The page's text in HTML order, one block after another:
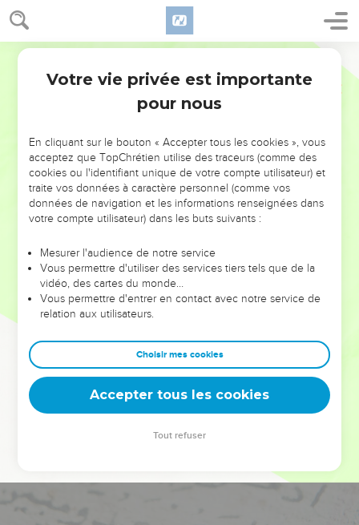
NE MANQUEZ PAS L’ÉVÉNEMENT
DE L’ANNÉE !
ET SI LEURS ERREURS POUVAIENT VOUS ÉVITER LES
VOTRES ?
leur foi ou leur vision. Mais on voit moins les doutes, les erreurs
et les saisons difficiles qu'ils ont traversés, alors même que ce
sont elles qui les ont façonnés.
Dans cette conférence, leaders, entrepreneurs, et responsables
clés pour avancer avec plus de sagesse afin que leurs erreurs
deviennent vos tremplins. Que vous guidiez un ministère, une
équipe, un groupe ou une famille, leur expérience est faite
Votre vie privée est importante
pour nous
En cliquant sur le bouton « Accepter tous les cookies », vous
acceptez que TopChrétien utilise des traceurs (comme des
cookies ou l'identifiant unique de votre compte utilisateur) et
traite vos données à caractère personnel (comme vos
données de navigation et les informations renseignées dans
votre compte utilisateur) dans les buts suivants :
Mesurer l'audience de notre service
Vous permettre d'utiliser des services tiers tels que de la
vidéo, des cartes du monde…
Vous permettre d'entrer en contact avec notre service de
relation aux utilisateurs.
Choisir mes cookies
Accepter tous les cookies
Tout refuser